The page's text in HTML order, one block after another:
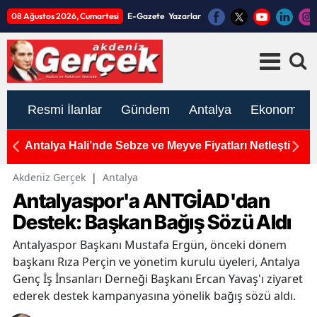
08 Ağustos 2026, Cumartesi E-Gazete Yazarlar
Resmi İlanlar Gündem Antalya Ekonomi
Antalya Hali’nde Sebze ve Meyve Fiyatları Netleşti
Akdeniz Gerçek | Antalya
Antalyaspor'a ANTGİAD'dan
Destek: Başkan Bağış Sözü Aldı
Antalyaspor Başkanı Mustafa Ergün, önceki dönem
başkanı Rıza Perçin ve yönetim kurulu üyeleri, Antalya
Genç İş İnsanları Derneği Başkanı Ercan Yavaş'ı ziyaret
ederek destek kampanyasına yönelik bağış sözü aldı.